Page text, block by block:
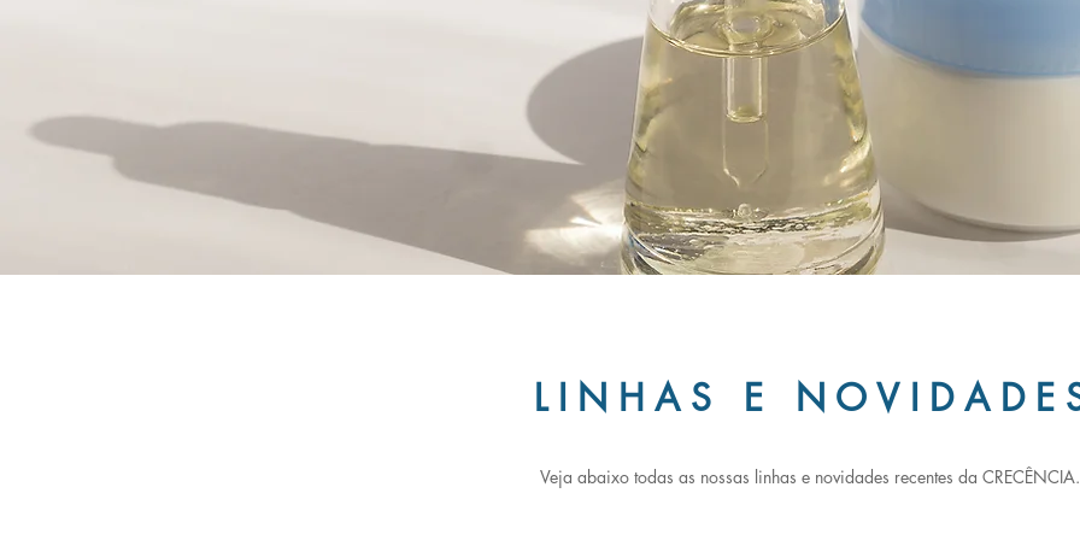
L I N H A S E N O V I D A D E
Veja abaixo todas as nossas linhas e novidades recentes da CRECÊNCIA.